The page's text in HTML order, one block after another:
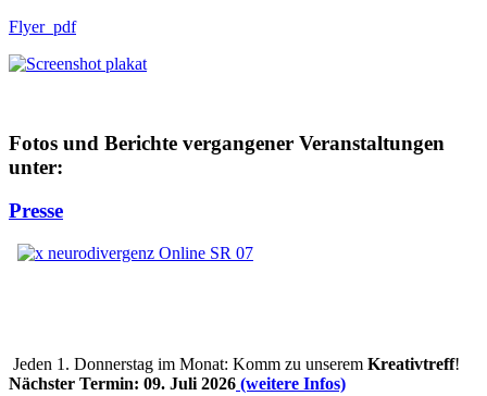
Flyer_pdf
Fotos und Berichte vergangener Veranstaltungen
unter:
Presse
Jeden 1. Donnerstag im Monat: Komm zu unserem Kreativtreff!
Nächster Termin: 09. Juli 2026 (weitere Infos)